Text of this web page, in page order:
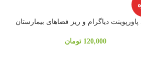
پاورپوینت دیاگرام و ریز فضاهای بیمارستان
120,000 تومان